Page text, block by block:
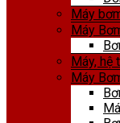
Máy
Máy
Máy, hệ
Máy